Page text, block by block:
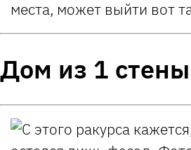
места, может выйти вот
Дом из 1 стены